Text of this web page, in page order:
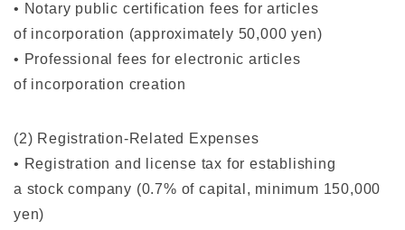
• Notary public certification fees for articles
of incorporation (approximately 50,000 yen)
• Professional fees for electronic articles
of incorporation creation
(2) Registration-Related Expenses
• Registration and license tax for establishing
a stock company (0.7% of capital, minimum 150,000
yen)